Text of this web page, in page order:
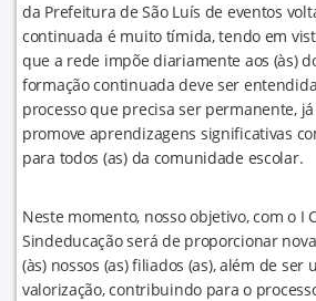
da Prefeitura de São Luís de eventos
continuada é muito tímida, tendo em
que a rede impõe diariamente aos (às)
formação continuada deve ser
processo que precisa ser permanente,
promove aprendizagens significativas
para todos (as) da comunidade escolar.
Neste momento, nosso objetivo, com o I
Sindeducação será de proporcionar
(às) nossos (as) filiados (as), além de ser
valorização, contribuindo para o